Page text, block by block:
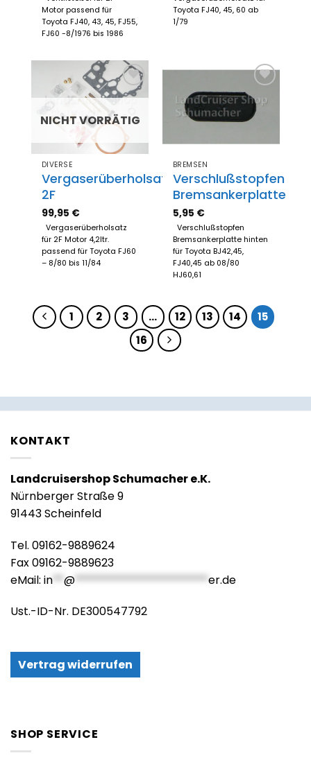
Motor passend für
Toyota FJ40, 43, 45, FJ55,
FJ60 -8/1976 bis 1986
Toyota FJ40, 45, 60 ab
1/79
Zum
Merkzettel
hinzufügen
NICHT VORRÄTIG
DIVERSE
Vergaserüberholsatz
2F
99,95 €
Vergaserüberholsatz
für 2F Motor 4,2ltr.
passend für Toyota FJ60
– 8/80 bis 11/84
Zum
Merkzettel
hinzufügen
BREMSEN
Verschlußstopfen
Bremsankerplatte
5,95 €
Verschlußstopfen
Bremsankerplatte hinten
für Toyota BJ42,45,
FJ40,45 ab 08/80
HJ60,61
1 2 3 … 12 13 14
15
16
KONTAKT
Landcruisershop Schumacher e.K.
Nürnberger Straße 9
91443 Scheinfeld
Tel. 09162-9889624
Fax 09162-9889623
eMail: in**@************************er.de
Ust.-ID-Nr. DE300547792
Vertrag widerrufen
SHOP SERVICE